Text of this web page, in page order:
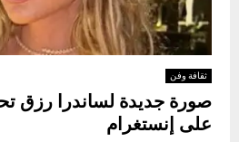
ثقافة وفن
صورة جديدة لساندرا رزق
على إنستغرام